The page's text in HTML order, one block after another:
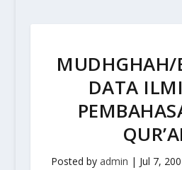
MUDHGHAH/
DATA
Posted by admin | Jul 7,